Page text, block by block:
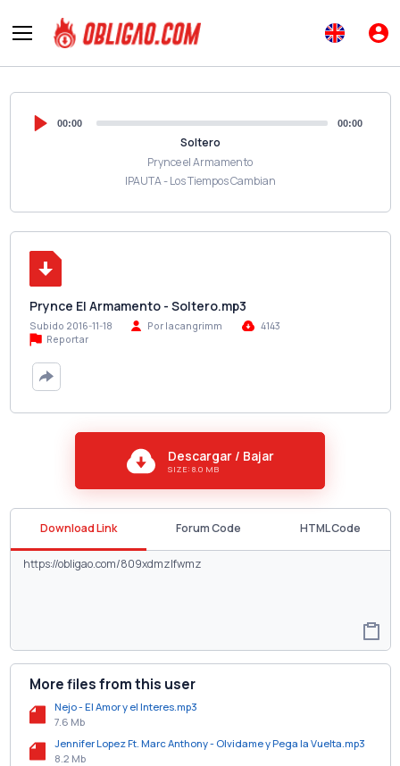
00:00 00:00
Soltero
Prynce el Armamento
IPAUTA - Los Tiempos Cambian
Prynce El Armamento - Soltero.mp3
Subido 2016-11-18 Por lacangrimm
4143
Reportar
Descargar / Bajar
SIZE: 8.0 MB
Download Link Forum Code HTML Code
More files from this user
Nejo - El Amor y el Interes.mp3
7.6 Mb
Jennifer Lopez Ft. Marc Anthony - Olvidame y Pega la Vuelta.mp3
8.2 Mb